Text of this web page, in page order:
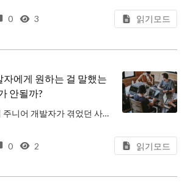
error (ESLint
0 3 읽기모드
자에게 원하는 걸 말했는
안될까?
얼마 전 팀 내 주니어 개발자가 겪었던 사례를 소개하며 같은 개발자끼리도 커뮤니케이션이 왜 쉽지 않은지 소개하고 싶다.
니어 개발자(이하 프론
0 2 읽기모드